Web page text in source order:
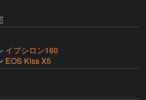
イプシロン160
EOS Kiss X5